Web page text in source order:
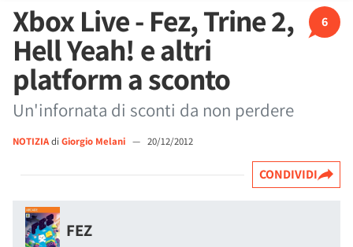
6
Xbox Live - Fez, Trine 2,
Hell Yeah! e altri
platform a sconto
Un'infornata di sconti da non perdere
NOTIZIAdi Giorgio Melani — 20/12/2012
CONDIVIDI
FEZ